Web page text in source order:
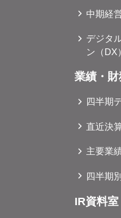
中期経
デジタ
ン（DX）
業績・財
四半期
直近決
主要業
四半期
IR資料室